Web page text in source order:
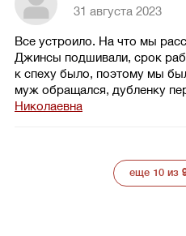
31 августа 2023
Все устроило. На что мы
Джинсы подшивали, срок
к спеху было, поэтому мы
муж обращался, дубленку
Николаевна
еще 10 из